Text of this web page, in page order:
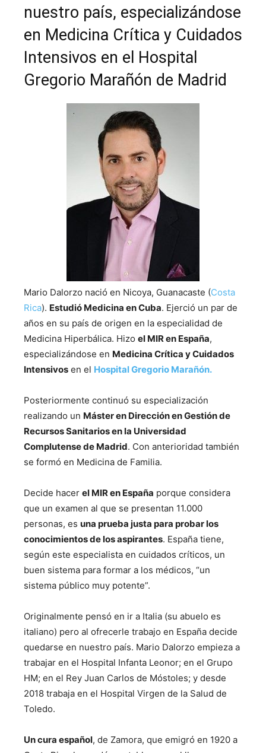
nuestro país, especializándose
en Medicina Crítica y Cuidados
Intensivos en el Hospital
Gregorio Marañón de Madrid
Mario Dalorzo nació en Nicoya, Guanacaste (Costa
Rica). Estudió Medicina en Cuba. Ejerció un par de
años en su país de origen en la especialidad de
Medicina Hiperbálica. Hizo el MIR en España,
especializándose en Medicina Crítica y Cuidados
Intensivos en el Hospital Gregorio Marañón.
Posteriormente continuó su especialización
realizando un Máster en Dirección en Gestión de
Recursos Sanitarios en la Universidad
Complutense de Madrid. Con anterioridad también
se formó en Medicina de Familia.
Decide hacer el MIR en España porque considera
que un examen al que se presentan 11.000
personas, es una prueba justa para probar los
conocimientos de los aspirantes. España tiene,
según este especialista en cuidados críticos, un
buen sistema para formar a los médicos, “un
sistema público muy potente”.
Originalmente pensó en ir a Italia (su abuelo es
italiano) pero al ofrecerle trabajo en España decide
quedarse en nuestro país. Mario Dalorzo empieza a
trabajar en el Hospital Infanta Leonor; en el Grupo
HM; en el Rey Juan Carlos de Móstoles; y desde
2018 trabaja en el Hospital Virgen de la Salud de
Toledo.
Un cura español, de Zamora, que emigró en 1920 a